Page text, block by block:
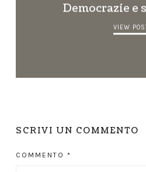
Democrazie e
VIEW
SCRIVI UN COMMENTO
COMMENTO *